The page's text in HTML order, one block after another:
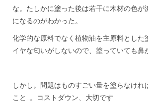
な。たしかに塗った後は若干に木材の色が
になるのがわかった。
化学的な原料でなく植物油を主原料とした
イヤな匂いがしないので、塗っていても鼻
しかし。問題はものすごい量を塗らなけ
こと…。コストダウン、大切です…